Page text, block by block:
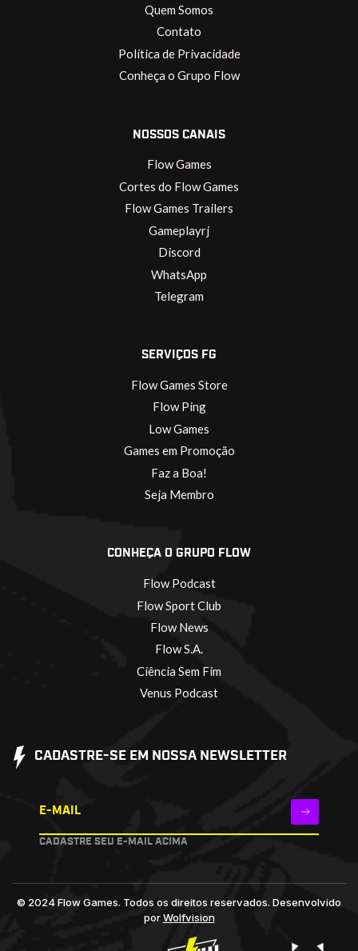
Quem Somos
Contato
Política de Privacidade
Conheça o Grupo Flow
NOSSOS CANAIS
Flow Games
Cortes do Flow Games
Flow Games Trailers
Gameplayrj
Discord
WhatsApp
Telegram
SERVIÇOS FG
Flow Games Store
Flow Ping
Low Games
Games em Promoção
Faz a Boa!
Seja Membro
CONHEÇA O GRUPO FLOW
Flow Podcast
Flow Sport Club
Flow News
Flow S.A.
Ciência Sem Fim
Venus Podcast
CADASTRE-SE EM NOSSA NEWSLETTER
E-MAIL
CADASTRE SEU E-MAIL ACIMA
© 2024 Flow Games. Todos os direitos reservados. Desenvolvido
porWolfvision